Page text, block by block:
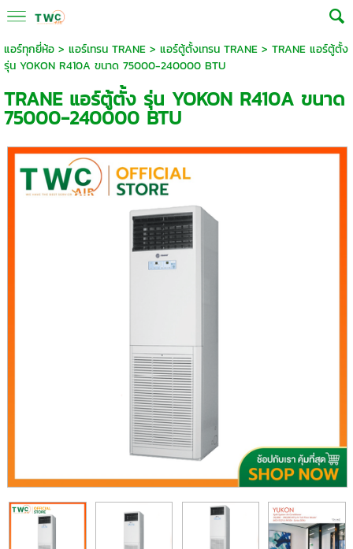
แอร์ทุกยี่ห้อ> แอร์เทรน TRANE> แอร์ตู้ตั้งเทรน TRANE> TRANE แอร์ตู้ตั้ง
รุ่น YOKON R410A ขนาด 75000-240000 BTU
TRANE แอร์ตู้ตั้ง รุ่น YOKON R410A ขนาด
75000-240000 BTU